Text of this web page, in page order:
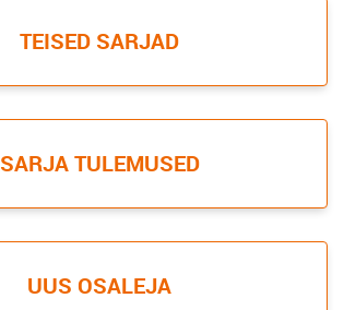
TEISED SARJAD
SARJA TULEMUSED
UUS OSALEJA